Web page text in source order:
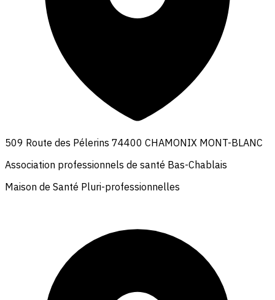
509 Route des Pélerins 74400 CHAMONIX MONT-BLANC
Association professionnels de santé Bas-Chablais
Maison de Santé Pluri-professionnelles